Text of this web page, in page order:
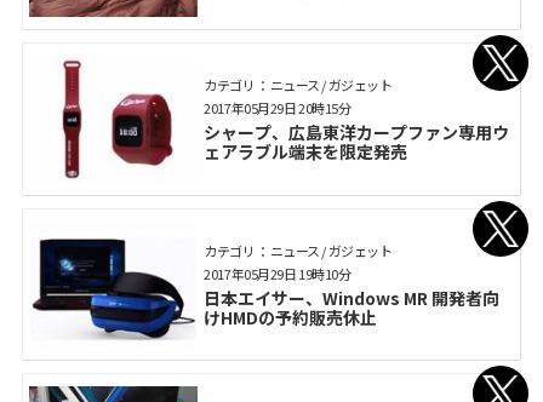
カテゴリ： ニュース / ガジェット
シャープ、広島東洋カープファン専用ウ
ェアラブル端末を限定発売
2017年05月29日 20時15分
カテゴリ： ニュース / ガジェット
日本エイサー、Windows MR 開発者向
けHMDの予約販売休止
2017年05月29日 19時10分